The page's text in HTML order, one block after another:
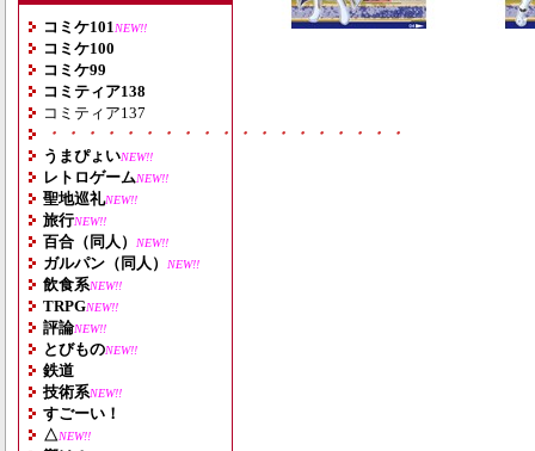
コミケ101 NEW!!
コミケ100
コミケ99
コミティア138
コミティア137
・・・・・・・・・・・・・・・・・・・
うまぴょいNEW!!
レトロゲームNEW!!
聖地巡礼NEW!!
旅行NEW!!
百合（同人） NEW!!
ガルパン（同人） NEW!!
飲食系NEW!!
TRPGNEW!!
評論NEW!!
とびものNEW!!
鉄道
技術系NEW!!
すごーい！
△NEW!!